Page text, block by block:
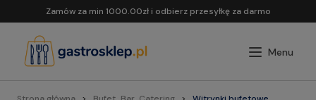
Zamów za min 1000.00zł i odbierz przesyłkę za darmo